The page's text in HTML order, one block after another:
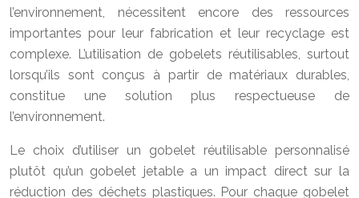
l’environnement, nécessitent encore des ressources
importantes pour leur fabrication et leur recyclage est
complexe. L’utilisation de gobelets réutilisables, surtout
lorsqu’ils sont conçus à partir de matériaux durables,
constitue une solution plus respectueuse de
l’environnement.
Le choix d’utiliser un gobelet réutilisable personnalisé
plutôt qu’un gobelet jetable a un impact direct sur la
réduction des déchets plastiques. Pour chaque gobelet